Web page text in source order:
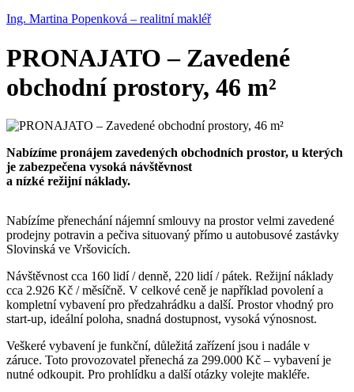
Ing. Martina Popenková – realitní makléř
PRONAJATO – Zavedené
obchodní prostory, 46 m²
Nabízíme pronájem zavedených obchodních prostor, u kterých
je zabezpečena vysoká návštěvnost
a nízké režijní náklady.
Nabízíme přenechání nájemní smlouvy na prostor velmi zavedené
prodejny potravin a pečiva situovaný přímo u autobusové zastávky
Slovinská ve Vršovicích.
Návštěvnost cca 160 lidí / denně, 220 lidí / pátek. Režijní náklady
cca 2.926 Kč / měsíčně. V celkové ceně je například povolení a
kompletní vybavení pro předzahrádku a další. Prostor vhodný pro
start-up, ideální poloha, snadná dostupnost, vysoká výnosnost.
Veškeré vybavení je funkční, důležitá zařízení jsou i nadále v
záruce. Toto provozovatel přenechá za 299.000 Kč – vybavení je
nutné odkoupit. Pro prohlídku a další otázky volejte makléře.